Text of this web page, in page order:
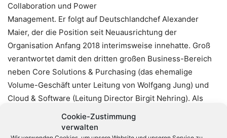
Cookie-Zustimmung
verwalten
Collaboration und Power
Management. Er folgt auf Deutschlandchef Alexander
Maier, der die Position seit Neuausrichtung der
Organisation Anfang 2018 interimsweise innehatte. Groß
verantwortet damit den dritten großen Business-Bereich
neben Core Solutions & Purchasing (das ehemalige
Volume-Geschäft unter Leitung von Wolfgang Jung) und
Cloud & Software (Leitung Director Birgit Nehring). Als
Bindeglied dieser drei Bereiche agiert als zentrale
Organisation das Sales & Business Enablement unter